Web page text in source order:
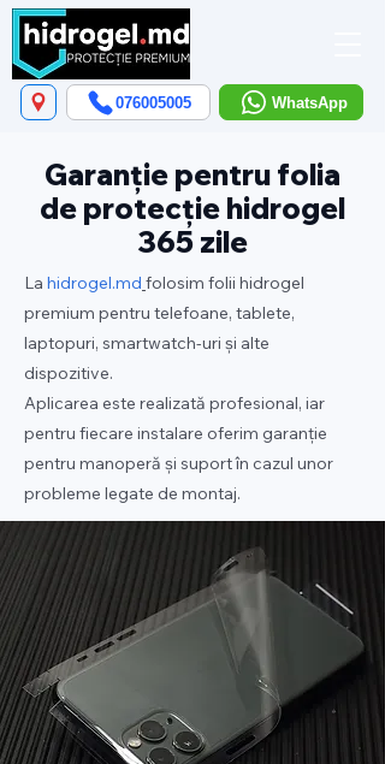
WhatsApp
076005005
Garanție pentru folia
de protecție hidrogel
365 zile
La hidrogel.md folosim folii hidrogel
premium pentru telefoane, tablete,
laptopuri, smartwatch-uri și alte
dispozitive.
Aplicarea este realizată profesional, iar
pentru fiecare instalare oferim garanție
pentru manoperă și suport în cazul unor
probleme legate de montaj.